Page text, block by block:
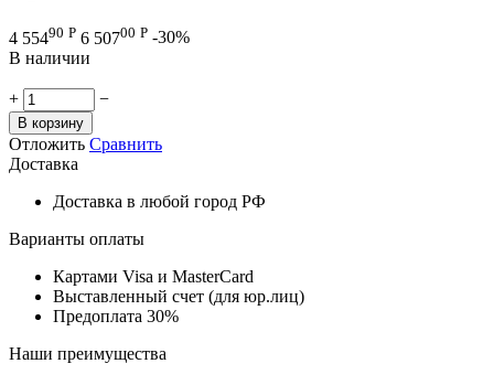
4 55490 Р 6 50700 Р -30%
В наличии
+ −
В корзину
Отложить Сравнить
Доставка
Доставка в любой город РФ
Варианты оплаты
Картами Visa и MasterCard
Выставленный счет (для юр.лиц)
Предоплата 30%
Наши преимущества